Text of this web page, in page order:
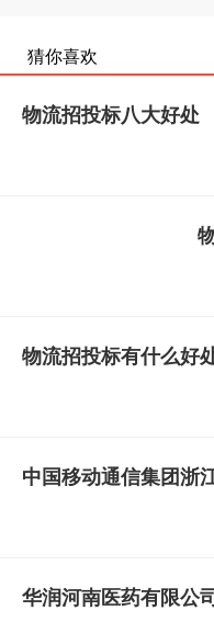
猜你喜欢
物流招投标八大好处
物流招投标有什么好
中国移动通信集团浙
华润河南医药有限公